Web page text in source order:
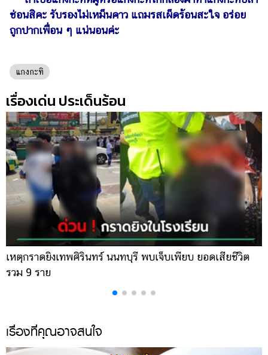
ออนไลน์
ติดต่อ
แจ้ง
ปัญหา
ร่วม
งาน
กับ
เรา
ช่อนสิคะ รับรองไม่เหม็นคาว แถมรสเผ็ดร้อนสะใจ อร่อย
ถูกปากเพื่อน ๆ แน่นอนค่ะ
แกงกะทิ
เรื่องเด่น ประเด็นร้อน
เหตุกราดยิงเทพศิรินทร์ นนทบุรี พบเจ็บเพียบ ยอดเสียชีวิต
รวม 9 ราย
เรื่องที่คุณอาจสนใจ